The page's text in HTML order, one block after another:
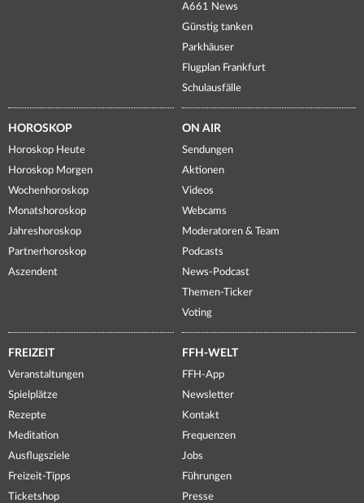
A661 News
Günstig tanken
Parkhäuser
Flugplan Frankfurt
Schulausfälle
HOROSKOP
Horoskop Heute
Horoskop Morgen
Wochenhoroskop
Monatshoroskop
Jahreshoroskop
Partnerhoroskop
Aszendent
ON AIR
Sendungen
Aktionen
Videos
Webcams
Moderatoren & Team
Podcasts
News-Podcast
Themen-Ticker
Voting
FREIZEIT
Veranstaltungen
Spielplätze
Rezepte
Meditation
Ausflugsziele
Freizeit-Tipps
Ticketshop
FFH-WELT
FFH-App
Newsletter
Kontakt
Frequenzen
Jobs
Führungen
Presse